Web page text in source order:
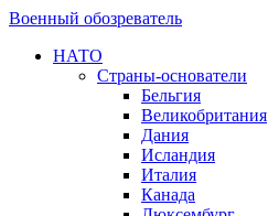
Военный обозреватель
НАТО
Страны-основатели
Бельгия
Великобритания
Дания
Исландия
Италия
Канада